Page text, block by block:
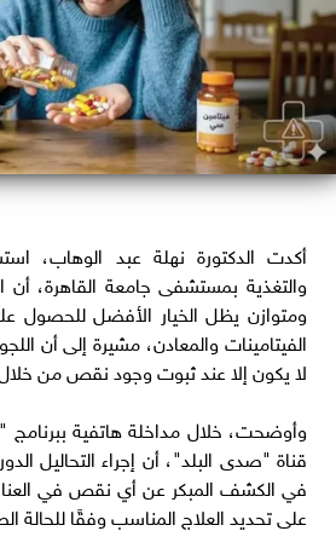
أكدت الدكتورة نهلة عبد الوهاب،
والتغذية بمستشفى جامعة القاهرة،
ومتوازن يظل الخيار الأفضل للحصول
الفيتامينات والمعادن، مشيرة إلى أن
لا يكون إلا عند ثبوت وجود نقص من
وأوضحت، خلال مداخلة هاتفية ببرنامج
قناة "صدى البلد"، أن إجراء التحاليل
في الكشف المبكر عن أي نقص في
على تحديد العلاج المناسب وفقًا للحالة